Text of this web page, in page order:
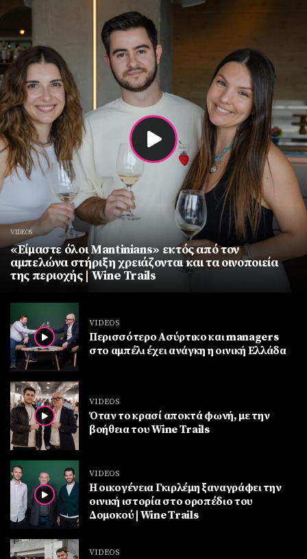
VIDEOS
«Είμαστε όλοι Mantinians» εκτός από τον
αμπελώνα στήριξη χρειάζονται και τα οινοποιεία
της περιοχής | Wine Trails
VIDEOS
Περισσότερο Ασύρτικο και managers
στο αμπέλι έχει ανάγκη η οινική Ελλάδα
VIDEOS
Όταν το κρασί αποκτά φωνή, με την
βοήθεια του Wine Trails
VIDEOS
Η οικογένεια Γκιρλέμη ξαναγράφει την
οινική ιστορία στο οροπέδιο του
Δομοκού | Wine Trails
VIDEOS